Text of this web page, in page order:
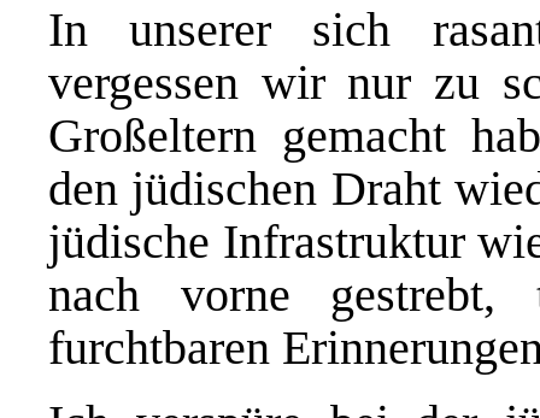
In unserer sich
vergessen wir nur zu
Großeltern gemacht
den jüdischen Draht
jüdische Infrastruktur
nach vorne gestrebt,
furchtbaren